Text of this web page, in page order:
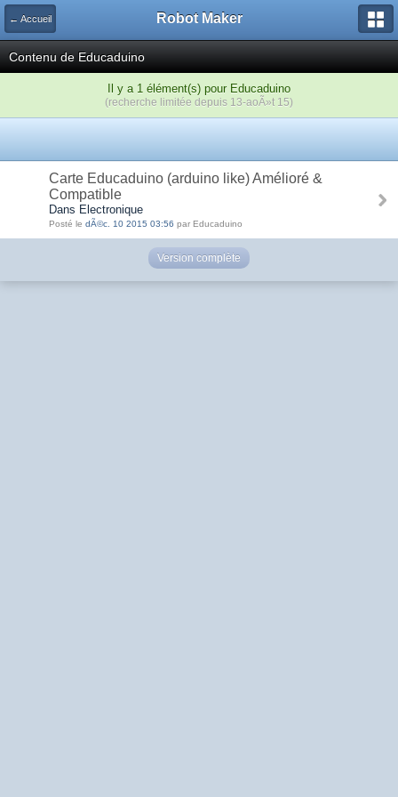
← Accueil Robot Maker
Contenu de Educaduino
Il y a 1 élément(s) pour Educaduino
(recherche limitée depuis 13-aoÃ»t 15)
Carte Educaduino (arduino like) Amélioré &
Compatible
Dans Electronique
Posté le dÃ©c. 10 2015 03:56 par Educaduino
Version complète